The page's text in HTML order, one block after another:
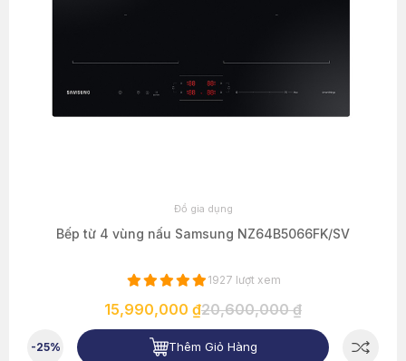
Đồ gia dụng
Bếp từ 4 vùng nấu Samsung NZ64B5066FK/SV
1927 lượt xem
15,990,000 ₫20,600,000 ₫
-25% Thêm Giỏ Hàng